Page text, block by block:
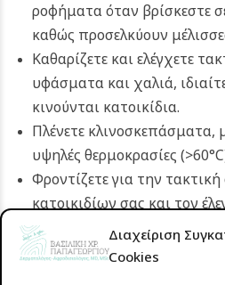
Διαχείριση
Cookies
ροφήματα όταν βρίσκεστε
καθώς προσελκύουν
Καθαρίζετε και ελέγχετε
υφάσματα και χαλιά,
κινούνται κατοικίδια.
Πλένετε κλινοσκεπάσματα,
υψηλές θερμοκρασίες
Φροντίζετε για την
κατοικιδίων σας και τον
βόλτες στη φύση.
Αποφεύγετε την αγορά